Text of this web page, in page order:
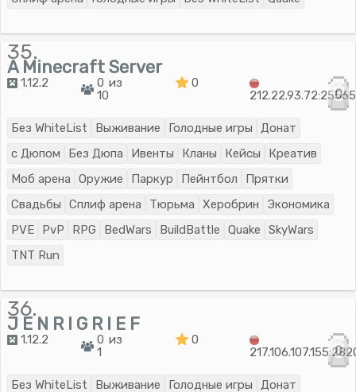
35.
A Minecraft Server
1.12.2
0 из
10
0
212.22.93.72:25565
0
Без WhiteList Выживание Голодные игры
Донат
с Дюпом
Без Дюпа Ивенты Кланы Кейсы
Креатив
Моб арена
Оружие Паркур Пейнтбол
Прятки
Свадьбы
Сплиф арена Тюрьма Херобрин
Экономика
PVE
PvP RPG BedWars BuildBattle Quake
SkyWars
TNT Run
36.
J E N R I G R I E F
1.12.2
0 из
1
0
0
Без WhiteList Выживание Голодные игры
Донат